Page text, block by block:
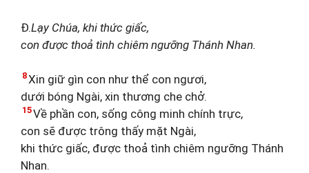
Đ.Lạy Chúa, khi thức giấc,
con được thoả tình chiêm ngưỡng Thánh Nhan.
8Xin giữ gìn con như thể con ngươi,
dưới bóng Ngài, xin thương che chở.
15Về phần con, sống công minh chính trực,
con sẽ được trông thấy mặt Ngài,
khi thức giấc, được thoả tình chiêm ngưỡng Thánh
Nhan.